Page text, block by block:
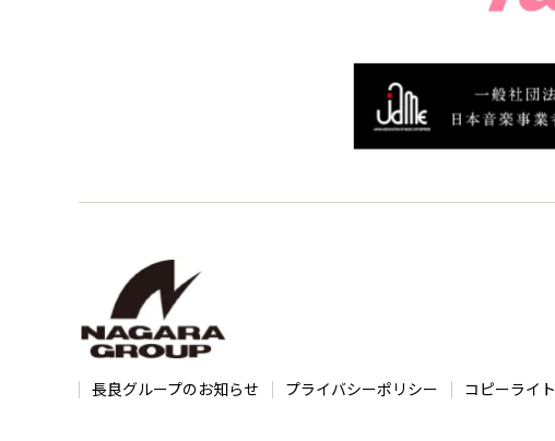
長良グループのお知らせ プライバシーポリシー コピーライト